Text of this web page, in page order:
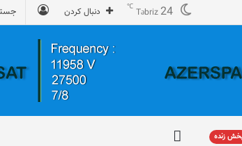
دنبال کردن Təbriz 24
℃
زنده